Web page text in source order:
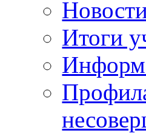
Итоги